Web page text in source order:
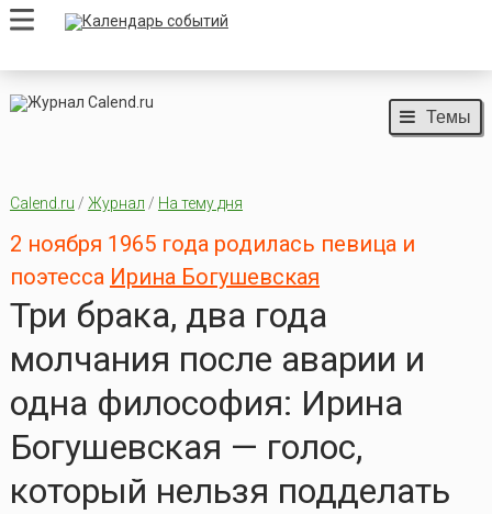
Темы
Calend.ru / Журнал / На тему дня
2 ноября 1965 года родилась певица и
поэтесса Ирина Богушевская
Три брака, два года
молчания после аварии и
одна философия: Ирина
Богушевская — голос,
который нельзя подделать